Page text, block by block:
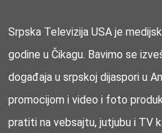
Srpska Televizija USA je
godine u Čikagu. Bavimo se
događaja u srpskoj dijaspori u
promocijom i video i foto
pratiti na vebsajtu, jutjubu i TV